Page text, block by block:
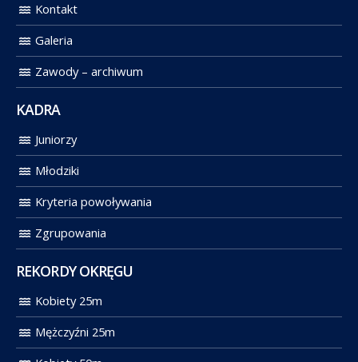
Kontakt
Galeria
Zawody – archiwum
KADRA
Juniorzy
Młodziki
Kryteria powoływania
Zgrupowania
REKORDY OKRĘGU
Kobiety 25m
Mężczyźni 25m